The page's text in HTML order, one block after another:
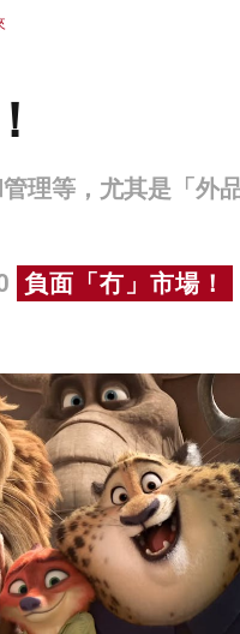
理等，尤其是「外
負面「冇」市場！